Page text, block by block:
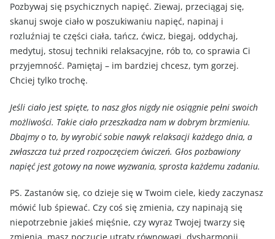
Pozbywaj się psychicznych napięć. Ziewaj, przeciągaj się,
skanuj swoje ciało w poszukiwaniu napięć, napinaj i
rozluźniaj te części ciała, tańcz, ćwicz, biegaj, oddychaj,
medytuj, stosuj techniki relaksacyjne, rób to, co sprawia Ci
przyjemność. Pamiętaj – im bardziej chcesz, tym gorzej.
Chciej tylko trochę.
Jeśli ciało jest spięte, to nasz głos nigdy nie osiągnie pełni swoich
możliwości. Takie ciało przeszkadza nam w dobrym brzmieniu.
Dbajmy o to, by wyrobić sobie nawyk relaksacji każdego dnia, a
zwłaszcza tuż przed rozpoczęciem ćwiczeń. Głos pozbawiony
napięć jest gotowy na nowe wyzwania, sprosta każdemu zadaniu.
PS. Zastanów się, co dzieje się w Twoim ciele, kiedy zaczynasz
mówić lub śpiewać. Czy coś się zmienia, czy napinają się
niepotrzebnie jakieś mięśnie, czy wyraz Twojej twarzy się